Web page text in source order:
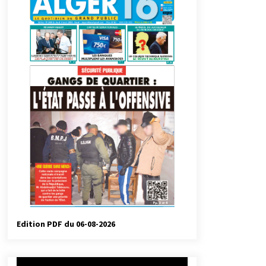
automatiques
4 jours ago
Droit de change : Le CPA lance une
carte VISA dédiée aux voyages à
l’étranger
1 semaine ago
Droit à l’affiliation au régime
national de retraite : Coup d’envoi
d’une campagne de sensibilisation
au profit de la communauté
nationale à l’étranger
2 semaines ago
Université Alger 3 : Lancement d’un
master à cursus intégré à la licence
en communication en langue
amazighe
3 semaines ago
Edition PDF du 06-08-2026